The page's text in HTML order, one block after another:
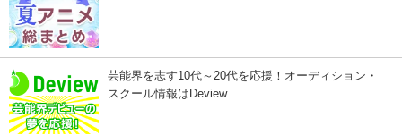
芸能界を志す10代～20代を応援！オーディション・
スクール情報はDeview